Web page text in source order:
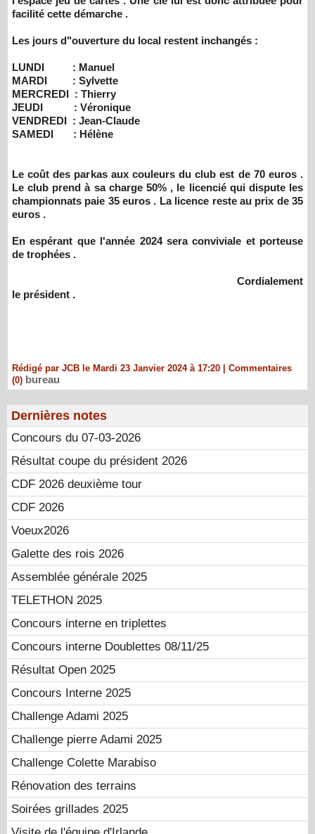
facilité cette démarche .
Les jours d"ouverture du local restent inchangés :
LUNDI : Manuel
MARDI : Sylvette
MERCREDI : Thierry
JEUDI : Véronique
VENDREDI : Jean-Claude
SAMEDI : Hélène
Le coût des parkas aux couleurs du club est de 70 euros .
Le club prend à sa charge 50% , le licencié qui dispute les
championnats paie 35 euros . La licence reste au prix de 35
euros .
En espérant que l'année 2024 sera conviviale et porteuse
de trophées .
Cordialement
le président .
Rédigé par JCB le Mardi 23 Janvier 2024 à 17:20
Commentaires
(0) bureau
Dernières notes
Concours du 07-03-2026
Résultat coupe du président 2026
CDF 2026 deuxième tour
CDF 2026
Voeux2026
Galette des rois 2026
Assemblée générale 2025
TELETHON 2025
Concours interne en triplettes
Concours interne Doublettes 08/11/25
Résultat Open 2025
Concours Interne 2025
Challenge Adami 2025
Challenge pierre Adami 2025
Challenge Colette Marabiso
Rénovation des terrains
Soirées grillades 2025